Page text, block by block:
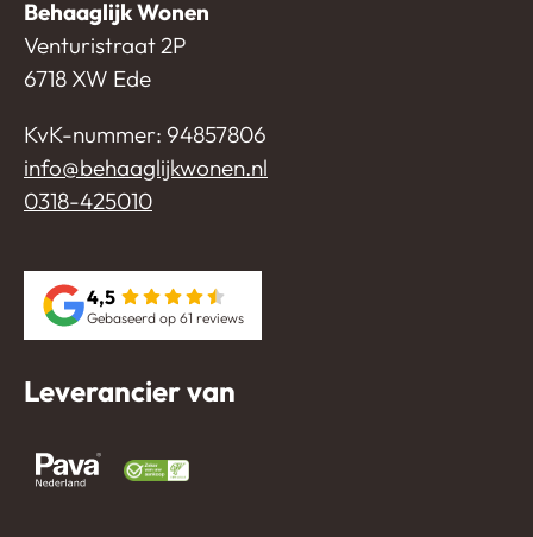
Behaaglijk Wonen
Venturistraat 2P
6718 XW Ede
KvK-nummer: 94857806
info@behaaglijkwonen.nl
0318-425010
4,5
Gebaseerd op 61 reviews
Leverancier van